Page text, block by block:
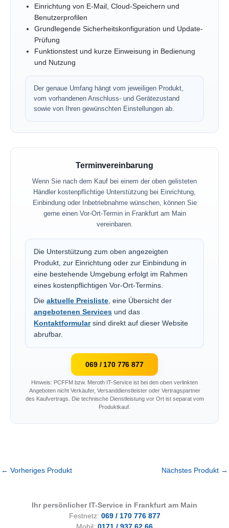
Einrichtung von E-Mail, Cloud-Speichern und
Benutzerprofilen
Grundlegende Sicherheitskonfiguration und Update-
Prüfung
Funktionstest und kurze Einweisung in Bedienung
und Nutzung
Der genaue Umfang hängt vom jeweiligen Produkt,
vom vorhandenen Anschluss- und Gerätezustand
sowie von Ihren gewünschten Einstellungen ab.
Terminvereinbarung
Wenn Sie nach dem Kauf bei einem der oben gelisteten
Händler kostenpflichtige Unterstützung bei Einrichtung,
Einbindung oder Inbetriebnahme wünschen, können Sie
gerne einen Vor-Ort-Termin in Frankfurt am Main
vereinbaren.
Die Unterstützung zum oben angezeigten
Produkt, zur Einrichtung oder zur Einbindung in
eine bestehende Umgebung erfolgt im Rahmen
eines kostenpflichtigen Vor-Ort-Termins.
Die aktuelle Preisliste, eine Übersicht der
angebotenen Services und das
Kontaktformularsind direkt auf dieser Website
abrufbar.
069 / 170 776 877
Hinweis: PCFFM bzw. Meroth IT-Service ist bei den oben verlinkten
Angeboten nicht Verkäufer, Versanddienstleister oder Vertragspartner
des Kaufvertrags. Die technische Dienstleistung vor Ort ist separat vom
Produktkauf.
← Vorheriges Produkt Nächstes Produkt →
Ihr persönlicher IT-Service in Frankfurt am Main
Festnetz: 069 / 170 776 877